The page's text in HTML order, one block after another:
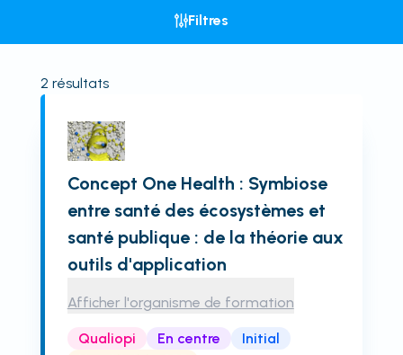
Filtres
2 résultats
Concept One Health : Symbiose
entre santé des écosystèmes et
santé publique : de la théorie aux
outils d'application
Afficher l'organisme de formation
Qualiopi En centre
Initial